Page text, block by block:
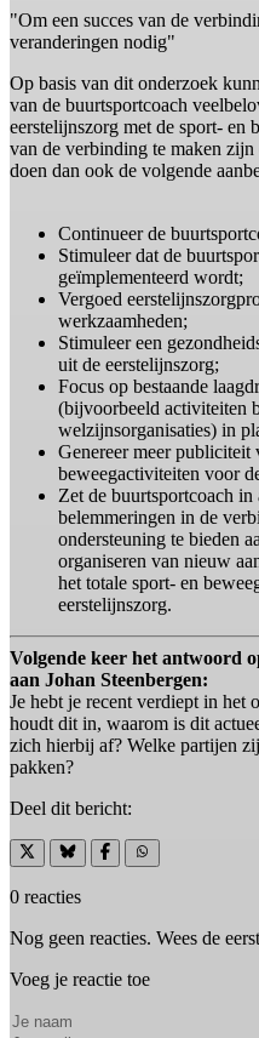
"Om een succes van de
veranderingen nodig"
Op basis van dit onderzoek
van de buurtsportcoach
eerstelijnszorg met de sport- en
van de verbinding te maken
doen dan ook de volgende
Continueer de
Stimuleer dat de
geïmplementeerd wordt;
Vergoed
werkzaamheden;
Stimuleer een
uit de eerstelijnszorg;
Focus op bestaande
(bijvoorbeeld activiteiten
welzijnsorganisaties) in
Genereer meer publiciteit
beweegactiviteiten voor
Zet de buurtsportcoach in
belemmeringen in de
ondersteuning te bieden
organiseren van nieuw
het totale sport- en
eerstelijnszorg.
Volgende keer het antwoord
aan Johan Steenbergen:
Je hebt je recent verdiept in het
houdt dit in, waarom is dit
zich hierbij af? Welke partijen
pakken?
Deel dit bericht:
0 reacties
Nog geen reacties. Wees de
Voeg je reactie toe